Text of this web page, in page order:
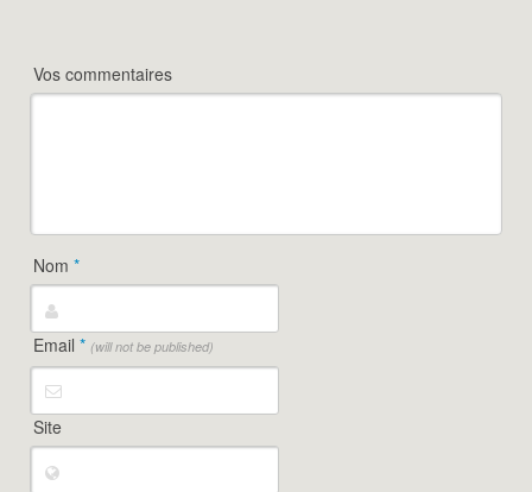
Vos commentaires
Nom*
Email* (will not be published)
Site